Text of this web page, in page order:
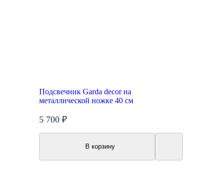
Подсвечник Garda decor на
металлической ножке 40 см
5 700 ₽
В корзину